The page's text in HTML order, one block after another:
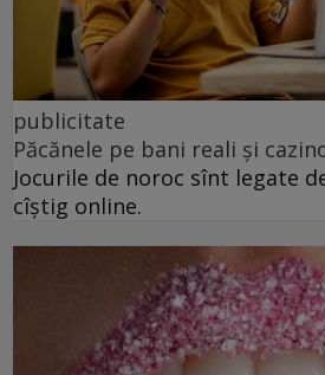
publicitate
Păcănele pe bani reali și
Jocurile de noroc sînt legate
cîștig online.